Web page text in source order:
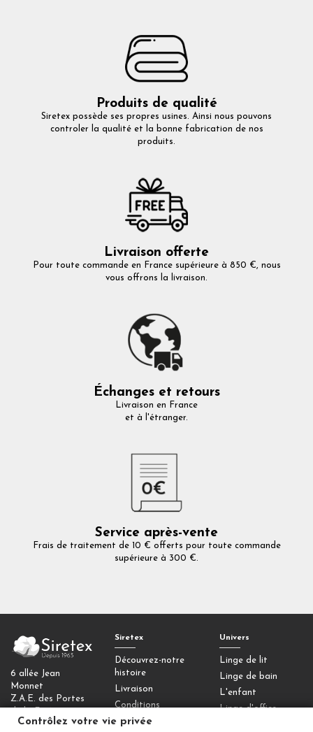
Produits de qualité
Siretex possède ses propres usines. Ainsi nous pouvons
controler la qualité et la bonne fabrication de nos
produits.
Livraison offerte
Pour toute commande en France supérieure à 850 €, nous
vous offrons la livraison.
Échanges et retours
Livraison en France
et à l'étranger.
Service après-vente
Frais de traitement de 10 € offerts pour toute commande
supérieure à 300 €.
6 allée Jean
Monnet
Z.A.E. des Portes
77090 Collégien
Siretex
Découvrez-notre
histoire
Livraison
Conditions
générales de vente
Univers
Linge de lit
Linge de bain
L'enfant
Linge d'office
Contrôlez votre vie privée